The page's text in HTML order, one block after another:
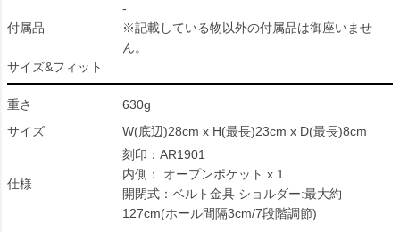
付属品
-
※記載している物以外の付属品は御座いませ
ん。
サイズ&フィット
重さ
630g
サイズ
W(底辺)28cm x H(最長)23cm x D(最長)8cm
仕様
刻印：AR1901
内側： オープンポケット x 1
開閉式：ベルト金具 ショルダー:最大約
127cm(ホール間隔3cm/7段階調節)